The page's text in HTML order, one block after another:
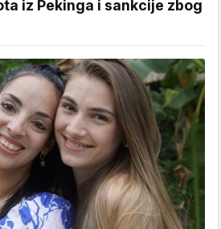
iz Pekinga i sankcije zbog